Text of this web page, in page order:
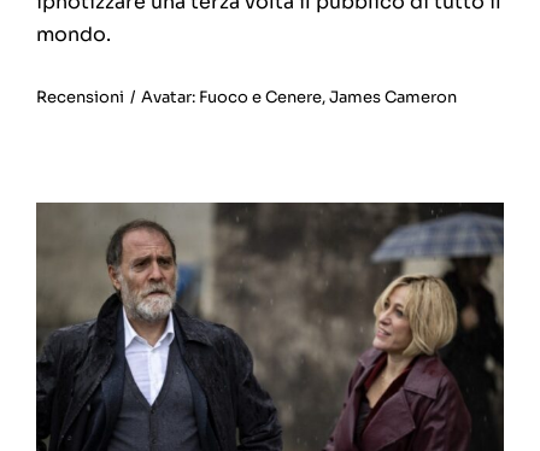
mondo.
Recensioni / Avatar: Fuoco e Cenere,James Cameron